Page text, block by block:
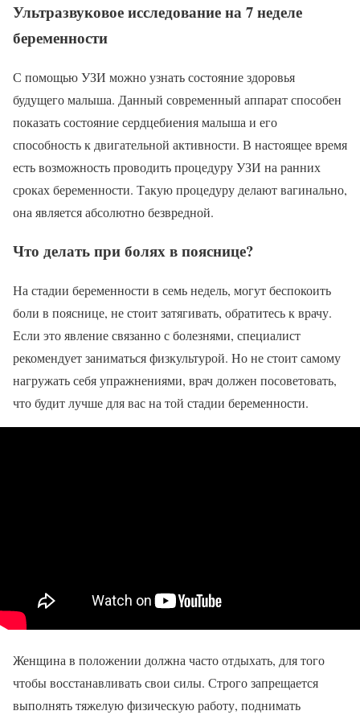
Ультразвуковое исследование на 7 неделе
беременности
С помощью УЗИ можно узнать состояние здоровья
будущего малыша. Данный современный аппарат способен
показать состояние сердцебиения малыша и его
способность к двигательной активности. В настоящее время
есть возможность проводить процедуру УЗИ на ранних
сроках беременности. Такую процедуру делают вагинально,
она является абсолютно безвредной.
Что делать при болях в пояснице?
На стадии беременности в семь недель, могут беспокоить
боли в пояснице, не стоит затягивать, обратитесь к врачу.
Если это явление связанно с болезнями, специалист
рекомендует заниматься физкультурой. Но не стоит самому
нагружать себя упражнениями, врач должен посоветовать,
что будит лучше для вас на той стадии беременности.
Женщина в положении должна часто отдыхать, для того
чтобы восстанавливать свои силы. Строго запрещается
выполнять тяжелую физическую работу, поднимать